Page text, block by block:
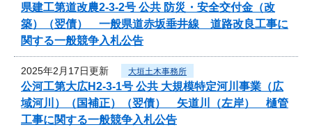
県建工第道改農2-3-2号 公共 防災・安全交付金（改
築）（翌債） 一般県道赤坂垂井線 道路改良工事に
関する一般競争入札公告
2025年2月17日更新 大垣土木事務所
公河工第大広H2-3-1号 公共 大規模特定河川事業（広
域河川）（国補正）（翌債） 矢道川（左岸） 樋管
工事に関する一般競争入札公告